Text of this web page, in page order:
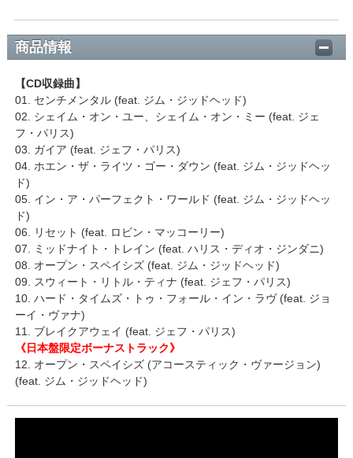
商品情報
【CD収録曲】
01. センチメンタル (feat. ジム・ジッドヘッド)
02. シェイム・オン・ユー、シェイム・オン・ミー (feat. ジェ
フ・パリス)
03. ガイア (feat. ジェフ・パリス)
04. ホエン・ザ・ライツ・ゴー・ダウン (feat. ジム・ジッドヘッ
ド)
05. イン・ア・パーフェクト・ワールド (feat. ジム・ジッドヘッ
ド)
06. リセット (feat. ロビン・マッコーリー)
07. ミッドナイト・トレイン (feat. ハリス・ディオ・ジンダニ)
08. オープン・スペイシズ (feat. ジム・ジッドヘッド)
09. スウィート・リトル・ティナ (feat. ジェフ・パリス)
10. ハード・タイムズ・トゥ・フォール・イン・ラヴ (feat. ジョ
ーイ・ヴァナ)
11. ブレイクアウェイ (feat. ジェフ・パリス)
《日本盤限定ボーナストラック》
12. オープン・スペイシズ (アコースティック・ヴァージョン)
(feat. ジム・ジッドヘッド)